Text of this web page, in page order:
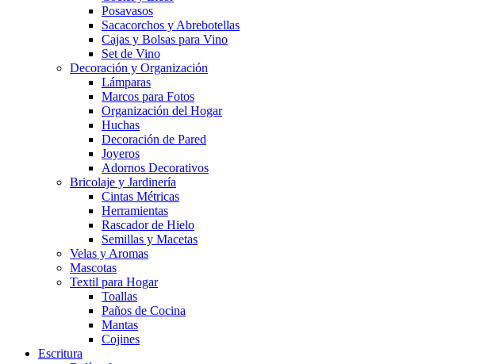
Posavasos
Sacacorchos y Abrebotellas
Cajas y Bolsas para Vino
Set de Vino
Decoración y Organización
Lámparas
Marcos para Fotos
Organización del Hogar
Huchas
Decoración de Pared
Joyeros
Adornos Decorativos
Bricolaje y Jardinería
Cintas Métricas
Herramientas
Rascador de Hielo
Semillas y Macetas
Velas y Aromas
Mascotas
Textil para Hogar
Toallas
Paños de Cocina
Mantas
Cojines
Escritura